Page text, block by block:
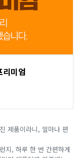
리미엄
제품이라니, 얼마나 편
지, 하루 한 번 간편하게